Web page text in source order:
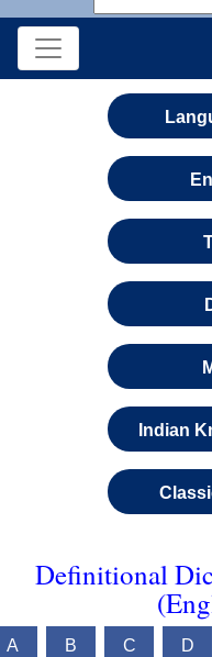
Indian
Definitional
A B C D